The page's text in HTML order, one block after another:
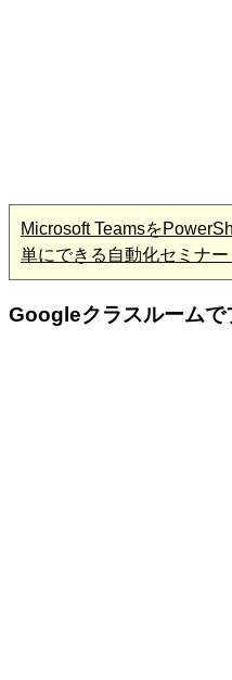
Microsoft Teamsを
単にできる自動化セミナ
Googleクラスルームで